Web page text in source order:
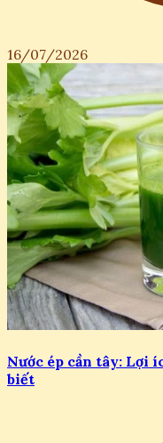
16/07/2026
Nước ép cần tây: Lợi
biết